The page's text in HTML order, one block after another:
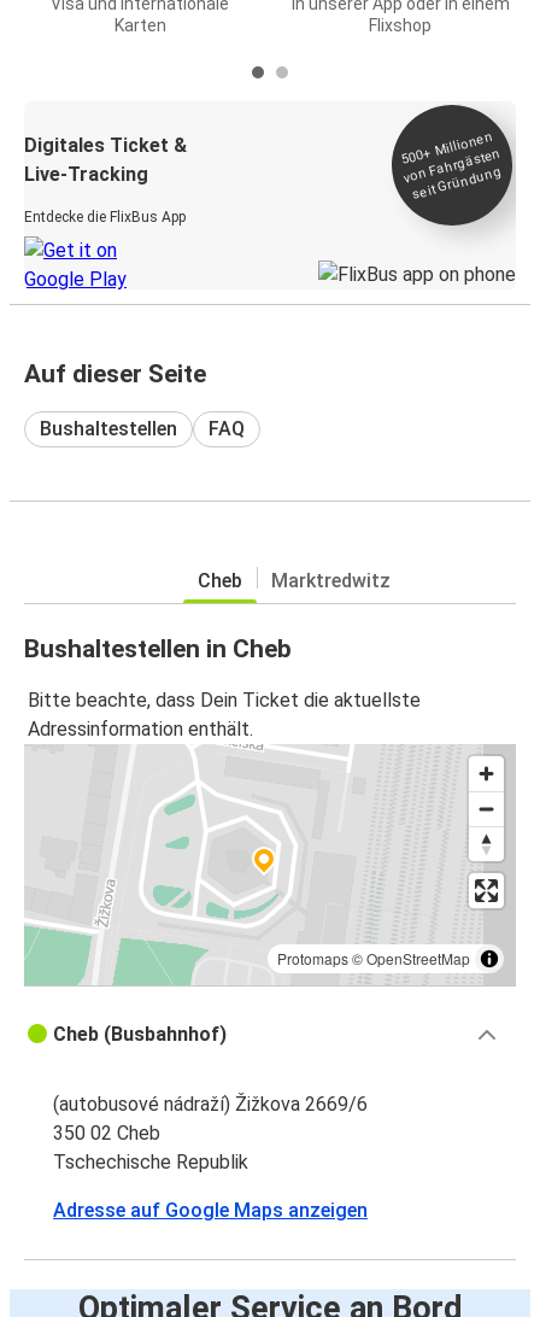
Karten
Flixshop
Digitales Ticket &
Live-Tracking
Entdecke die FlixBus App
500+
Millionen
von Fahrgästen
seit
Gründung
Auf dieser Seite
Bushaltestellen FAQ
Cheb Marktredwitz
Bushaltestellen in Cheb
Bitte beachte, dass Dein Ticket die aktuellste
Adressinformation enthält.
Protomaps©OpenStreetMap
Cheb (Busbahnhof)
(autobusové nádraží) Žižkova 2669/6
350 02 Cheb
Tschechische Republik
Adresse auf Google Maps anzeigen
Optimaler Service an Bord